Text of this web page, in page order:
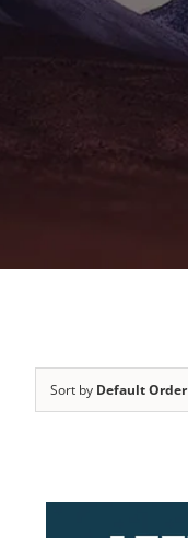
Sort by Default Order